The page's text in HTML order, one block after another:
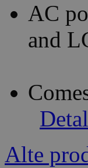
AC
and
Alte